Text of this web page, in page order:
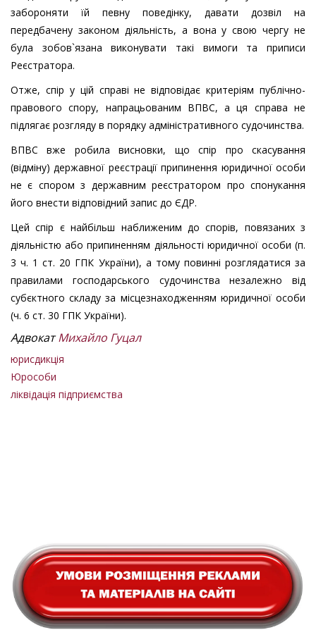
забороняти їй певну поведінку, давати дозвіл на
передбачену законом діяльність, а вона у свою чергу не
була зобов`язана виконувати такі вимоги та приписи
Реєстратора.
Отже, спір у цій справі не відповідає критеріям публічно-
правового спору, напрацьованим ВПВС, а ця справа не
підлягає розгляду в порядку адміністративного судочинства.
ВПВС вже робила висновки, що спір про скасування
(відміну) державної реєстрації припинення юридичної особи
не є спором з державним реєстратором про спонукання
його внести відповідний запис до ЄДР.
Цей спір є найбільш наближеним до спорів, повязаних з
діяльністю або припиненням діяльності юридичної особи (п.
3 ч. 1 ст. 20 ГПК України), а тому повинні розглядатися за
правилами господарського судочинства незалежно від
субєктного складу за місцезнаходженням юридичної особи
(ч. 6 ст. 30 ГПК України).
АдвокатМихайло Гуцал
юрисдикція
Юрособи
ліквідація підприємства